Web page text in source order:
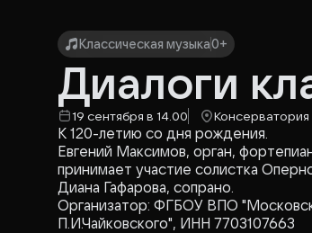
Классическая музыка0+
Диалоги
19 сентября в 14.00
К 120-летию со дня рождения.
Евгений Максимов, орган,
принимает участие солистка
Диана Гафарова, сопрано.
Организатор: ФГБОУ ВПО
П.И.Чайковского", ИНН 7703107663